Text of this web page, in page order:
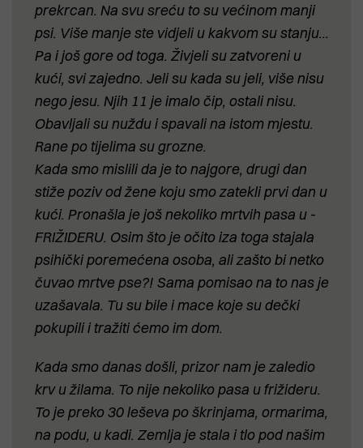
prekrcan. Na svu sreću to su većinom manji
psi. Više manje ste vidjeli u kakvom su stanju...
Pa i još gore od toga. Živjeli su zatvoreni u
kući, svi zajedno. Jeli su kada su jeli, više nisu
nego jesu. Njih 11 je imalo čip, ostali nisu.
Obavljali su nuždu i spavali na istom mjestu.
Rane po tijelima su grozne.
Kada smo mislili da je to najgore, drugi dan
stiže poziv od žene koju smo zatekli prvi dan u
kući. Pronašla je još nekoliko mrtvih pasa u -
FRIŽIDERU. Osim što je očito iza toga stajala
psihički poremećena osoba, ali zašto bi netko
čuvao mrtve pse?! Sama pomisao na to nas je
uzašavala. Tu su bile i mace koje su dečki
pokupili i tražiti ćemo im dom.
Kada smo danas došli, prizor nam je zaledio
krv u žilama. To nije nekoliko pasa u frižideru.
To je preko 30 leševa po škrinjama, ormarima,
na podu, u kadi. Zemlja je stala i tlo pod našim